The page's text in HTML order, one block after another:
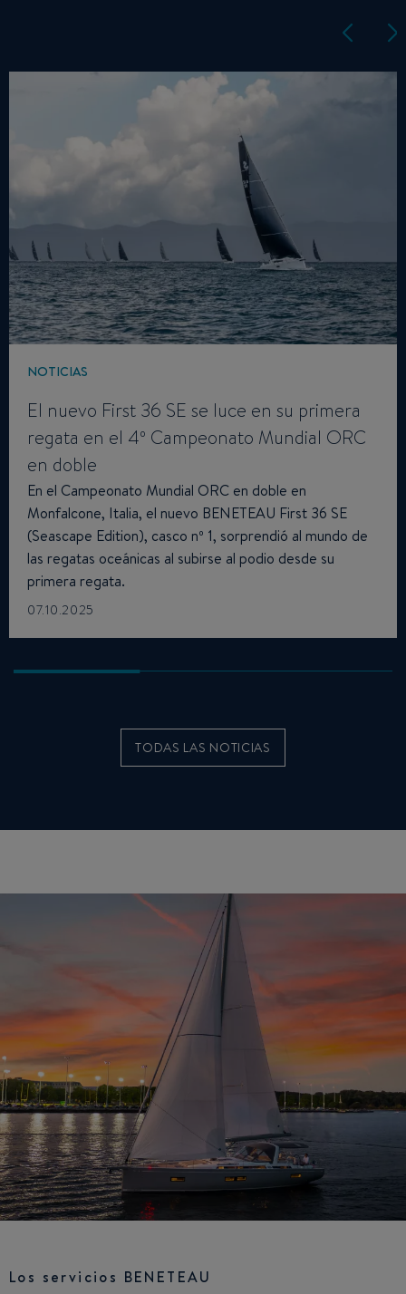
NOTICIAS
El nuevo First 36 SE se luce en su primera
regata en el 4º Campeonato Mundial ORC
en doble
En el Campeonato Mundial ORC en doble en
Monfalcone, Italia, el nuevo BENETEAU First 36 SE
(Seascape Edition), casco nº 1, sorprendió al mundo de
las regatas oceánicas al subirse al podio desde su
primera regata.
07.10.2025
TODAS LAS NOTICIAS
Los servicios BENETEAU